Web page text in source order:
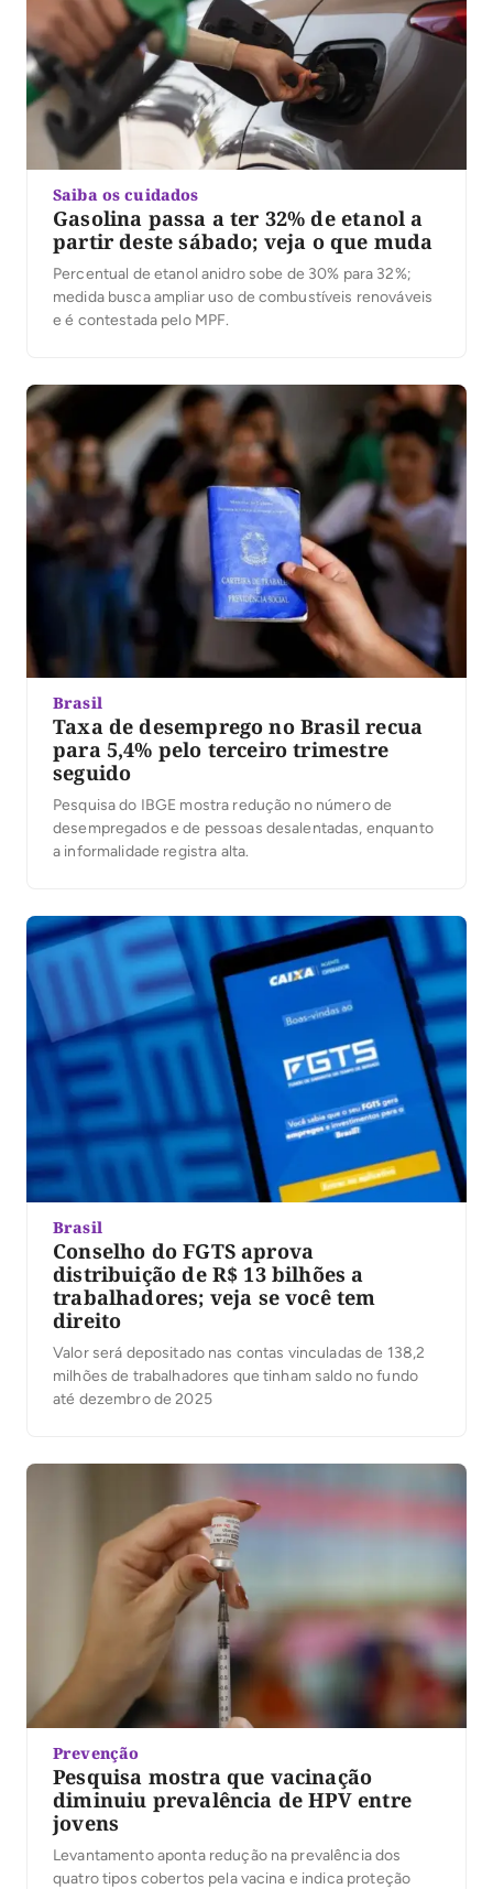
Saiba os cuidados
Gasolina passa a ter 32% de etanol a
partir deste sábado; veja o que muda
Percentual de etanol anidro sobe de 30% para 32%;
medida busca ampliar uso de combustíveis renováveis
e é contestada pelo MPF.
Brasil
Taxa de desemprego no Brasil recua
para 5,4% pelo terceiro trimestre
seguido
Pesquisa do IBGE mostra redução no número de
desempregados e de pessoas desalentadas, enquanto
a informalidade registra alta.
Brasil
Conselho do FGTS aprova
distribuição de R$ 13 bilhões a
trabalhadores; veja se você tem
direito
Valor será depositado nas contas vinculadas de 138,2
milhões de trabalhadores que tinham saldo no fundo
até dezembro de 2025
Prevenção
Pesquisa mostra que vacinação
diminuiu prevalência de HPV entre
jovens
Levantamento aponta redução na prevalência dos
quatro tipos cobertos pela vacina e indica proteção